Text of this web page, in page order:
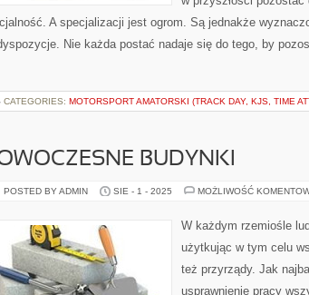
A specjalizacji jest ogrom. Są jednakże
Nie każda postać nadaje się do tego, by
CATEGORIES: MOTORSPORT AMATORSKI (TRACK DAY, KJS, TIME
BUDYNKI
POSTED BY ADMIN SIE - 1 - 2025 MOŻLIWOŚĆ
W każdym rzemiośle
użytkując w tym celu
też przyrządy. Jak
usprawnienie pracy